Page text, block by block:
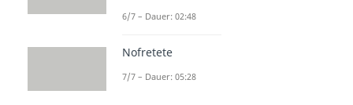
6/7 – Dauer: 02:48
Nofretete
7/7 – Dauer: 05:28